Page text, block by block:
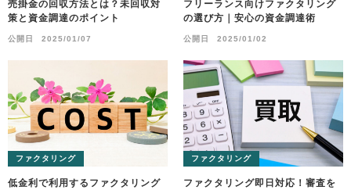
売掛金の回収方法とは？未回収対
策と資金調達のポイント
公開日 2025/01/07
フリーランス向けファクタリング
の選び方｜安心の資金調達術
公開日 2025/01/02
ファクタリング
低金利で利用するファクタリング
ファクタリング
ファクタリング即日対応！審査を